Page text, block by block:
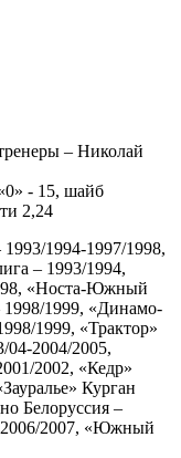
– Николай
- 15, шайб
2,24
1994-1997/1998,
– 1993/1994,
«Носта-Южный
1999, «Динамо-
1999, «Трактор»
04-2004/2005,
2002, «Кедр»
Курган
Белоруссия –
2006/2007, «Южный